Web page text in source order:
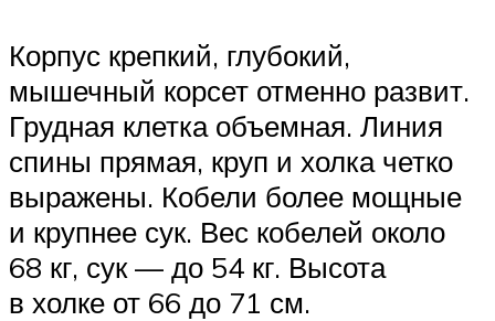
Корпус крепкий, глубокий,
мышечный корсет отменно развит.
Грудная клетка объемная. Линия
спины прямая, круп и холка четко
выражены. Кобели более мощные
и крупнее сук. Вес кобелей около
68 кг, сук — до 54 кг. Высота
в холке от 66 до 71 см.